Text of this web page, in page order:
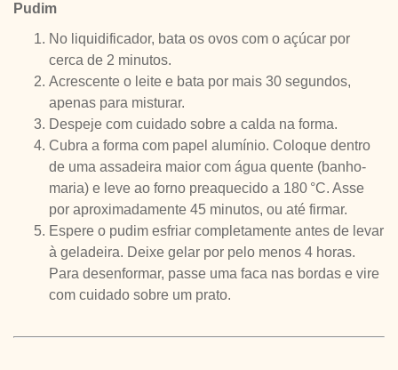
Pudim
No liquidificador, bata os ovos com o açúcar por
cerca de 2 minutos.
Acrescente o leite e bata por mais 30 segundos,
apenas para misturar.
Despeje com cuidado sobre a calda na forma.
Cubra a forma com papel alumínio. Coloque dentro
de uma assadeira maior com água quente (banho-
maria) e leve ao forno preaquecido a 180 °C. Asse
por aproximadamente 45 minutos, ou até firmar.
Espere o pudim esfriar completamente antes de levar
à geladeira. Deixe gelar por pelo menos 4 horas.
Para desenformar, passe uma faca nas bordas e vire
com cuidado sobre um prato.